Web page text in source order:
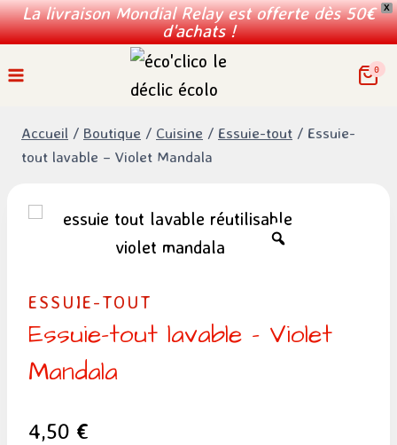
X
La livraison Mondial Relay est offerte dès 50€
d'achats !
au
0
Accueil / Boutique / Cuisine / Essuie-tout / Essuie-
tout lavable – Violet Mandala
ESSUIE-TOUT
Essuie-tout lavable – Violet
Mandala
4,50 €